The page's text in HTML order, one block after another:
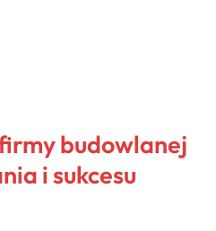
budowlanej
i sukcesu